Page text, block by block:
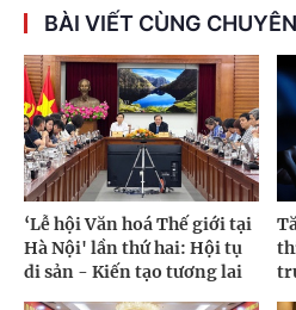
BÀI VIẾT CÙNG
‘Lễ hội Văn hoá Thế giới tại
Hà Nội' lần thứ hai: Hội tụ
di sản - Kiến tạo tương lai